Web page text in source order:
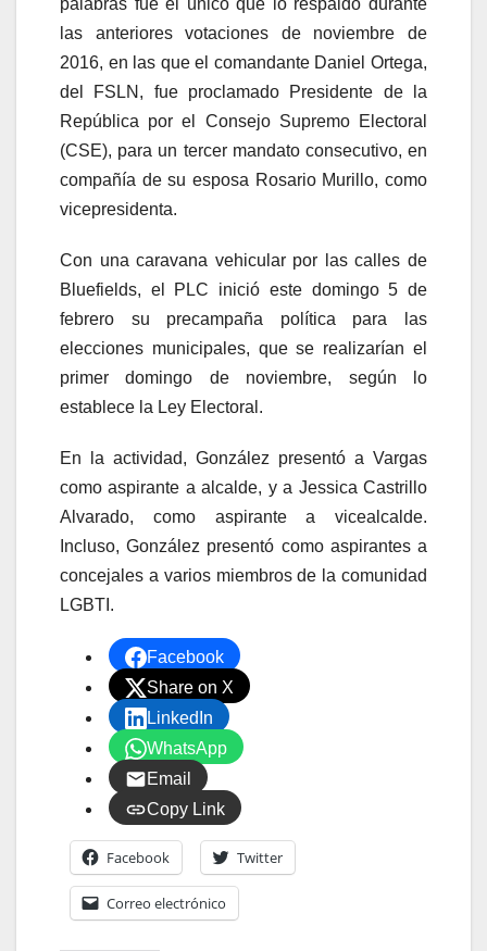
palabras fue el único que lo respaldó durante
las anteriores votaciones de noviembre de
2016, en las que el comandante Daniel Ortega,
del FSLN, fue proclamado Presidente de la
República por el Consejo Supremo Electoral
(CSE), para un tercer mandato consecutivo, en
compañía de su esposa Rosario Murillo, como
vicepresidenta.
Con una caravana vehicular por las calles de
Bluefields, el PLC inició este domingo 5 de
febrero su precampaña política para las
elecciones municipales, que se realizarían el
primer domingo de noviembre, según lo
establece la Ley Electoral.
En la actividad, González presentó a Vargas
como aspirante a alcalde, y a Jessica Castrillo
Alvarado, como aspirante a vicealcalde.
Incluso, González presentó como aspirantes a
concejales a varios miembros de la comunidad
LGBTI.
Facebook
Share on X
LinkedIn
WhatsApp
Email
Copy Link
Facebook Twitter
Correo electrónico